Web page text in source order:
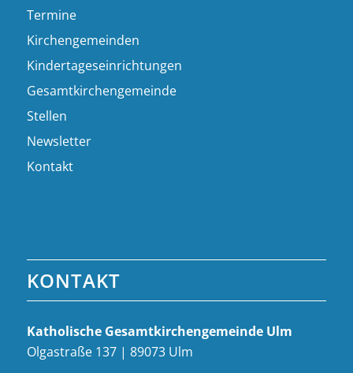
Termine
Kirchengemeinden
Kindertageseinrichtungen
Gesamtkirchengemeinde
Stellen
Newsletter
Kontakt
KONTAKT
Katholische Gesamt­kirchen­gemeinde Ulm
Olgastraße 137 | 89073 Ulm